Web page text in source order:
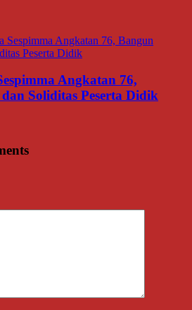
Angkatan 76,
Soliditas Peserta Didik